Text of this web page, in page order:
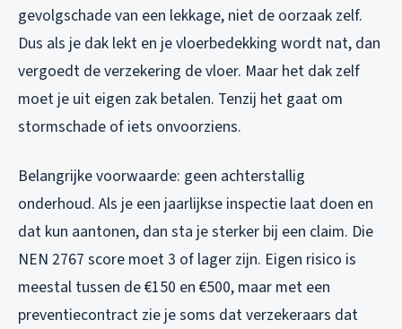
gevolgschade van een lekkage, niet de oorzaak zelf.
Dus als je dak lekt en je vloerbedekking wordt nat, dan
vergoedt de verzekering de vloer. Maar het dak zelf
moet je uit eigen zak betalen. Tenzij het gaat om
stormschade of iets onvoorziens.
Belangrijke voorwaarde: geen achterstallig
onderhoud. Als je een jaarlijkse inspectie laat doen en
dat kun aantonen, dan sta je sterker bij een claim. Die
NEN 2767 score moet 3 of lager zijn. Eigen risico is
meestal tussen de €150 en €500, maar met een
preventiecontract zie je soms dat verzekeraars dat